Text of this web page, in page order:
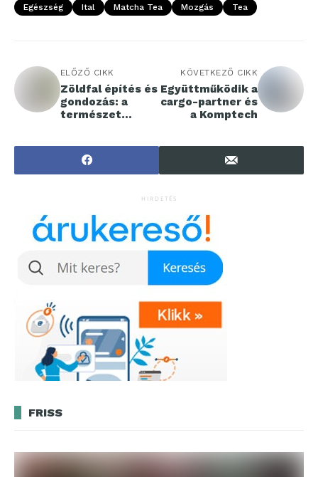
Egészség Ital Matcha Tea Mozgás Tea
ELŐZŐ CIKK
Zöldfal építés és
gondozás: a
természet
munkahelyére
KÖVETKEZŐ CIKK
Együttműködik a
cargo-partner és
a Komptech
HIRDETÉS
FRISS